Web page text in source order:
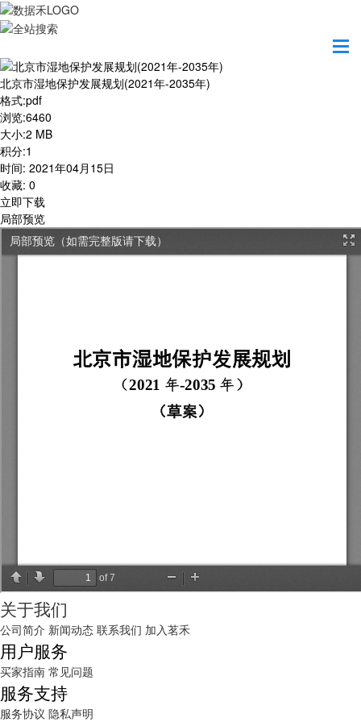
北京市湿地保护发展规划(2021年-2035年)
格式:pdf
浏览:6460
大小:2 MB
积分:1
时间: 2021年04月15日
收藏: 0
立即下载
局部预览
关于我们
公司简介 新闻动态 联系我们 加入茗禾
用户服务
买家指南 常见问题
服务支持
服务协议 隐私声明